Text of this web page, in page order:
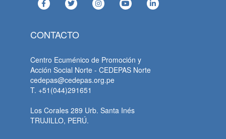
CONTACTO
Centro Ecuménico de Promoción y
Acción Social Norte - CEDEPAS Norte
cedepas@cedepas.org.pe
T. +51(044)291651
Los Corales 289 Urb. Santa Inés
TRUJILLO, PERÚ.